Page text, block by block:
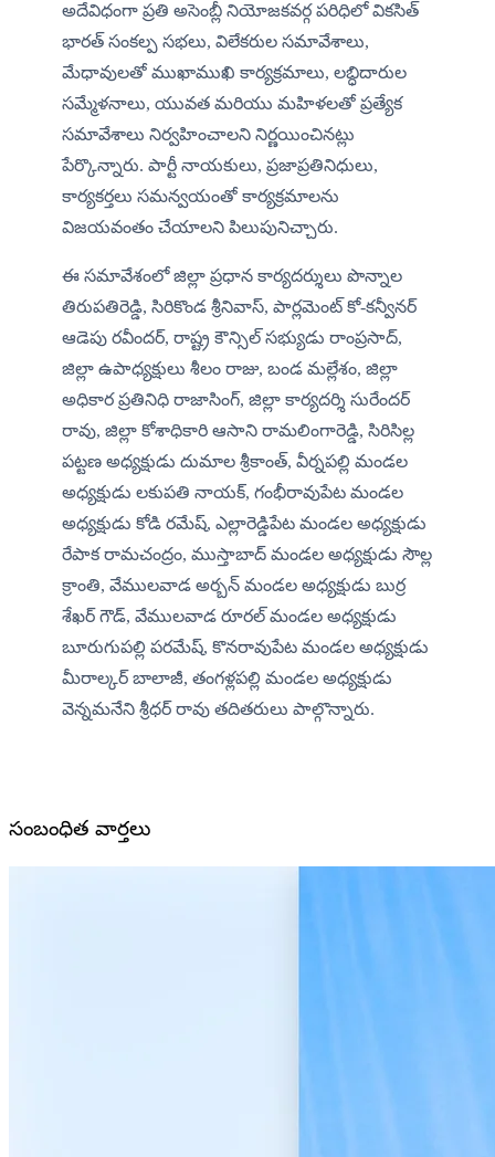
అదేవిధంగా ప్రతి అసెంబ్లీ నియోజకవర్గ పరిధిలో వికసిత్
భారత్ సంకల్ప సభలు, విలేకరుల సమావేశాలు,
మేధావులతో ముఖాముఖి కార్యక్రమాలు, లబ్ధిదారుల
సమ్మేళనాలు, యువత మరియు మహిళలతో ప్రత్యేక
సమావేశాలు నిర్వహించాలని నిర్ణయించినట్లు
పేర్కొన్నారు. పార్టీ నాయకులు, ప్రజాప్రతినిధులు,
కార్యకర్తలు సమన్వయంతో కార్యక్రమాలను
విజయవంతం చేయాలని పిలుపునిచ్చారు.
ఈ సమావేశంలో జిల్లా ప్రధాన కార్యదర్శులు పొన్నాల
తిరుపతిరెడ్డి, సిరికొండ శ్రీనివాస్, పార్లమెంట్ కో-కన్వీనర్
ఆడెపు రవీందర్, రాష్ట్ర కౌన్సిల్ సభ్యుడు రాంప్రసాద్,
జిల్లా ఉపాధ్యక్షులు శీలం రాజు, బండ మల్లేశం, జిల్లా
అధికార ప్రతినిధి రాజాసింగ్, జిల్లా కార్యదర్శి సురేందర్
రావు, జిల్లా కోశాధికారి ఆసాని రామలింగారెడ్డి, సిరిసిల్ల
పట్టణ అధ్యక్షుడు దుమాల శ్రీకాంత్, వీర్నపల్లి మండల
అధ్యక్షుడు లకుపతి నాయక్, గంభీరావుపేట మండల
అధ్యక్షుడు కోడి రమేష్, ఎల్లారెడ్డిపేట మండల అధ్యక్షుడు
రేపాక రామచంద్రం, ముస్తాబాద్ మండల అధ్యక్షుడు సౌల్ల
క్రాంతి, వేములవాడ అర్బన్ మండల అధ్యక్షుడు బుర్ర
శేఖర్ గౌడ్, వేములవాడ రూరల్ మండల అధ్యక్షుడు
బూరుగుపల్లి పరమేష్, కొనరావుపేట మండల అధ్యక్షుడు
మీరాల్కర్ బాలాజీ, తంగళ్లపల్లి మండల అధ్యక్షుడు
వెన్నమనేని శ్రీధర్ రావు తదితరులు పాల్గొన్నారు.
సంబంధిత వార్తలు